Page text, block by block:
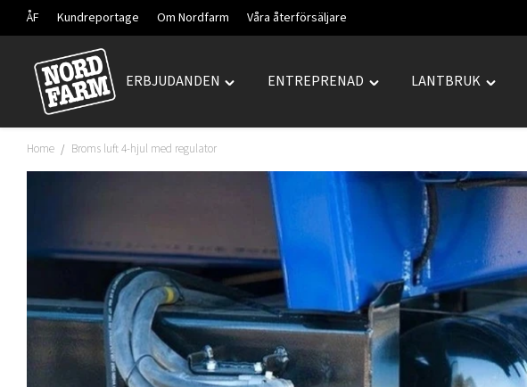
ÅF Kundreportage Om Nordfarm Våra återförsäljare
Hoppa
innehåll
ERBJUDANDEN
Toggle
ENTREPRENAD
Toggle
LANTBRUK
Toggle
Home / Broms luft 4-hjul med regulator